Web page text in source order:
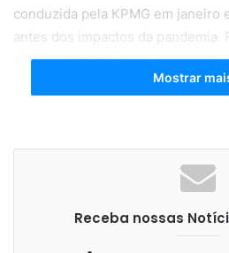
conduzida pela KPMG em janeiro
antes dos impactos da pandemia.
1.300 CEOs das principais
brasileiros e 270 CEOs da
Sobre o crescimento setorial, a
para 2020, embora permaneça
Mostrar
Receba nossas